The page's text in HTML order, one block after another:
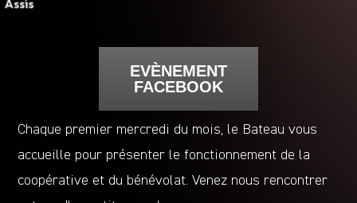
EVÈNEMENT
FACEBOOK
Chaque premier mercredi du mois, le Bateau vous
accueille pour présenter le fonctionnement de la
coopérative et du bénévolat. Venez nous rencontrer